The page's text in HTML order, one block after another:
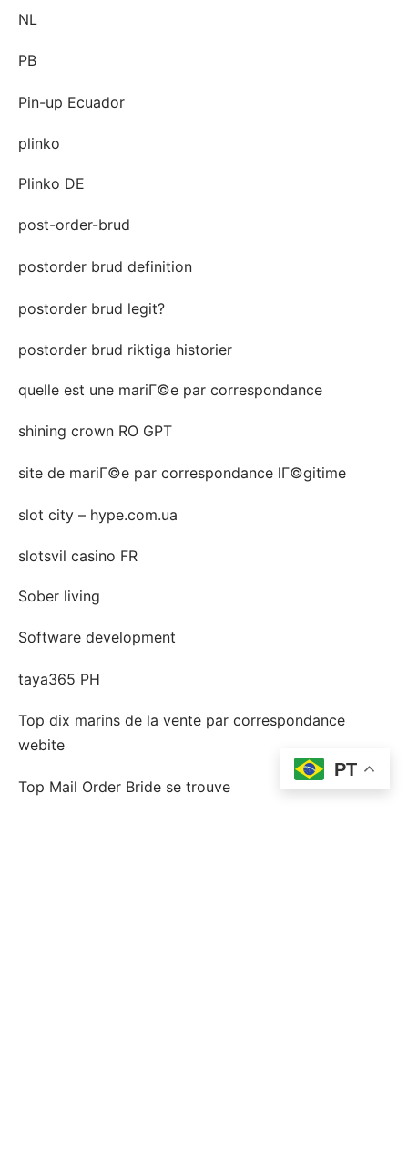
NL
PB
Pin-up Ecuador
plinko
Plinko DE
post-order-brud
postorder brud definition
postorder brud legit?
postorder brud riktiga historier
quelle est une mariГ©e par correspondance
shining crown RO GPT
site de mariГ©e par correspondance lГ©gitime
slot city – hype.com.ua
slotsvil casino FR
Sober living
Software development
taya365 PH
Top dix marins de la vente par correspondance
webite
Top Mail Order Bride se trouve
PT